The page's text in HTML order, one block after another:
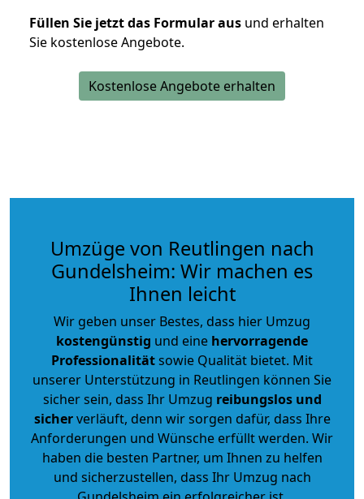
Füllen Sie jetzt das Formular aus und erhalten
Sie kostenlose Angebote.
Kostenlose Angebote erhalten
Umzüge von Reutlingen nach
Gundelsheim: Wir machen es
Ihnen leicht
Wir geben unser Bestes, dass hier Umzug
kostengünstig und eine hervorragende
Professionalitätsowie Qualität bietet. Mit
unserer Unterstützung in Reutlingen können Sie
sicher sein, dass Ihr Umzug reibungslos und
sicherverläuft, denn wir sorgen dafür, dass Ihre
Anforderungen und Wünsche erfüllt werden. Wir
haben die besten Partner, um Ihnen zu helfen
und sicherzustellen, dass Ihr Umzug nach